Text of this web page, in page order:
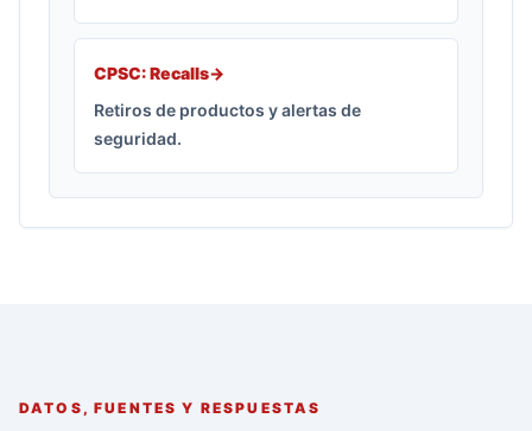
CPSC: Recalls->
Retiros de productos y alertas de
seguridad.
DATOS, FUENTES Y RESPUESTAS